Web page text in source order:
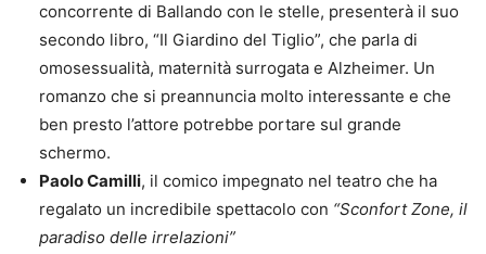
concorrente di Ballando con le stelle, presenterà il suo
secondo libro, “Il Giardino del Tiglio”, che parla di
omosessualità, maternità surrogata e Alzheimer. Un
romanzo che si preannuncia molto interessante e che
ben presto l’attore potrebbe portare sul grande
schermo.
Paolo Camilli, il comico impegnato nel teatro che ha
regalato un incredibile spettacolo con “Sconfort Zone, il
paradiso delle irrelazioni”